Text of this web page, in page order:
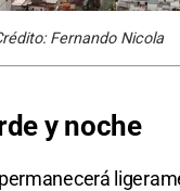
Fernando Nicola
y noche